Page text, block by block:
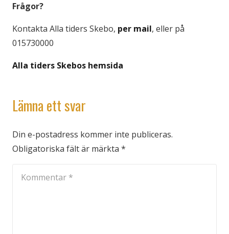
Frågor?
Kontakta Alla tiders Skebo, per mail, eller på
015730000
Alla tiders Skebos hemsida
Lämna ett svar
Din e-postadress kommer inte publiceras.
Obligatoriska fält är märkta *